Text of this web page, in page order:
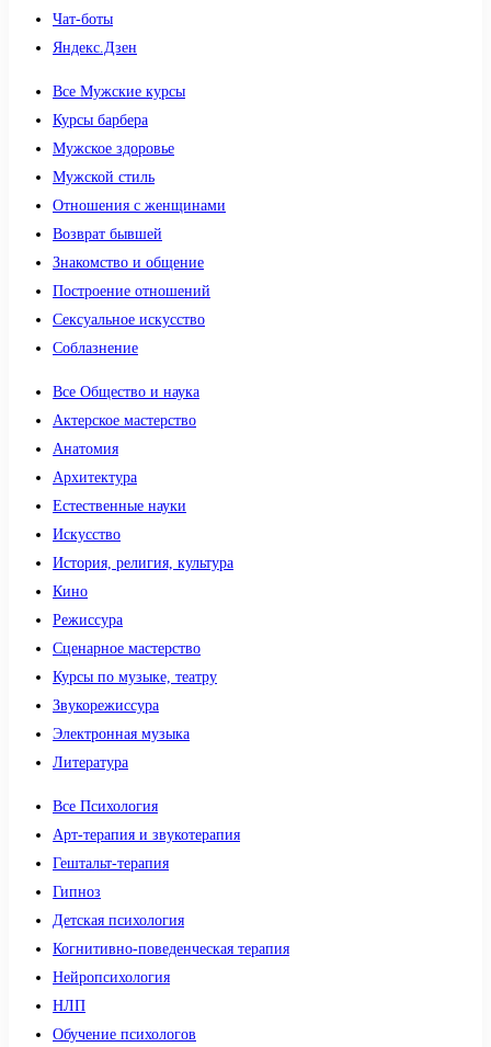
Чат-боты
Яндекс.Дзен
Все Мужские курсы
Курсы барбера
Мужское здоровье
Мужской стиль
Отношения с женщинами
Возврат бывшей
Знакомство и общение
Построение отношений
Сексуальное искусство
Соблазнение
Все Общество и наука
Актерское мастерство
Анатомия
Архитектура
Естественные науки
Искусство
История, религия, культура
Кино
Режиссура
Сценарное мастерство
Курсы по музыке, театру
Звукорежиссура
Электронная музыка
Литература
Все Психология
Арт-терапия и звукотерапия
Гештальт-терапия
Гипноз
Детская психология
Когнитивно-поведенческая терапия
Нейропсихология
НЛП
Обучение психологов